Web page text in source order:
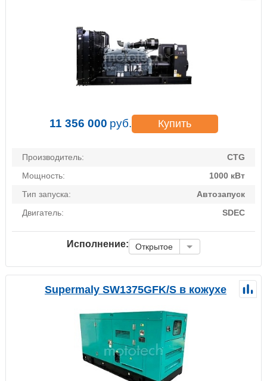
11 356 000 руб. Купить
Производитель:
CTG
Мощность:
1000 кВт
Тип запуска:
Автозапуск
Двигатель:
SDEC
Исполнение: Открытое
Supermaly SW1375GFK/S в кожухе